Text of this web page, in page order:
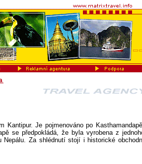
Kantipur. Je pojmenováno po
se předpokládá, že byla vyrobena z
Nepálu. Za shlédnutí stojí i historické